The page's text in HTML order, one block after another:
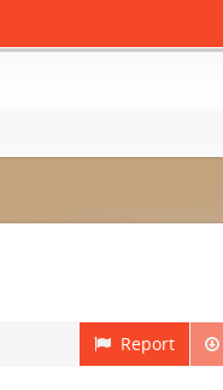
Report